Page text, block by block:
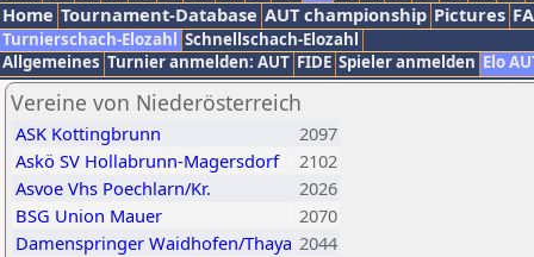
Home Tournament-Database AUT championship Pictures
Turnierschach-Elozahl Schnellschach-Elozahl
Allgemeines Turnier anmelden: AUT FIDE Spieler anmelden Elo
Vereine von Niederösterreich
ASK Kottingbrunn
2097
Askö SV Hollabrunn-Magersdorf
2102
Asvoe Vhs Poechlarn/Kr.
2026
BSG Union Mauer
2070
Damenspringer Waidhofen/Thaya 2044